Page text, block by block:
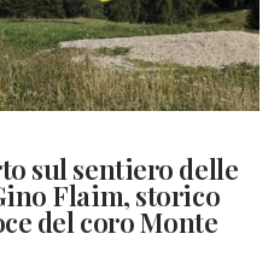
sul sentiero delle
Flaim, storico
del coro Monte